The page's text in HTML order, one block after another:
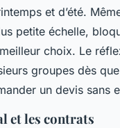
et d’été.
petite échelle,
choix. Le
groupes dès
un devis sans
et les contrats